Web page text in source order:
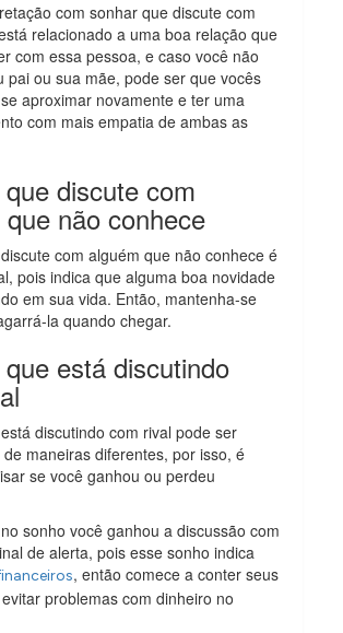
com sonhar que discute com
relacionado a uma boa relação que
com essa pessoa, e caso você não
pai ou sua mãe, pode ser que vocês
aproximar novamente e ter uma
com mais empatia de ambas as
discute com
não conhece
com alguém que não conhece é
pois indica que alguma boa novidade
em sua vida. Então, mantenha-se
la quando chegar.
está discutindo
discutindo com rival pode ser
maneiras diferentes, por isso, é
se você ganhou ou perdeu
sonho você ganhou a discussão com
de alerta, pois esse sonho indica
, então comece a conter seus
problemas com dinheiro no